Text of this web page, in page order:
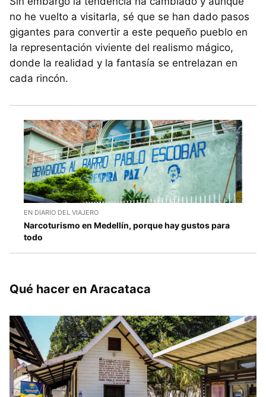
no he vuelto a visitarla, sé que se han dado pasos
gigantes para convertir a este pequeño pueblo en
la representación viviente del realismo mágico,
donde la realidad y la fantasía se entrelazan en
cada rincón.
EN DIARIO DEL VIAJERO
Narcoturismo en Medellín, porque hay gustos para
todo
Qué hacer en Aracataca